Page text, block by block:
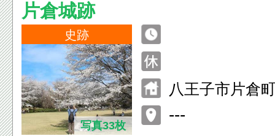
片倉城跡
史跡
写真33枚
八王子市片倉
---